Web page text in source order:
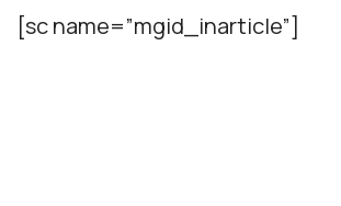
[sc name=”mgid_inarticle”]